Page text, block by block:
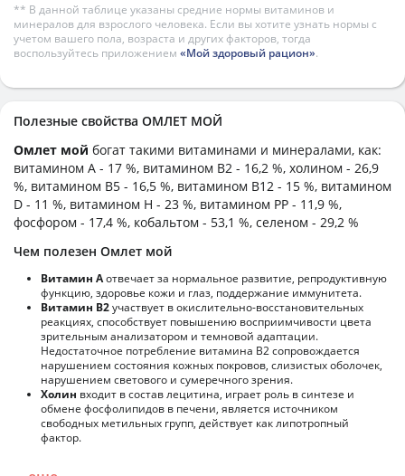
** В данной таблице указаны средние нормы витаминов и
минералов для взрослого человека. Если вы хотите узнать нормы с
учетом вашего пола, возраста и других факторов, тогда
воспользуйтесь приложением «Мой здоровый рацион».
Полезные свойства ОМЛЕТ МОЙ
Омлет мой богат такими витаминами и минералами, как:
витамином А - 17 %, витамином B2 - 16,2 %, холином - 26,9
%, витамином B5 - 16,5 %, витамином B12 - 15 %, витамином
D - 11 %, витамином H - 23 %, витамином PP - 11,9 %,
фосфором - 17,4 %, кобальтом - 53,1 %, селеном - 29,2 %
Чем полезен Омлет мой
Витамин Аотвечает за нормальное развитие, репродуктивную
функцию, здоровье кожи и глаз, поддержание иммунитета.
Витамин В2участвует в окислительно-восстановительных
реакциях, способствует повышению восприимчивости цвета
зрительным анализатором и темновой адаптации.
Недостаточное потребление витамина В2 сопровождается
нарушением состояния кожных покровов, слизистых оболочек,
нарушением светового и сумеречного зрения.
Холин входит в состав лецитина, играет роль в синтезе и
обмене фосфолипидов в печени, является источником
свободных метильных групп, действует как липотропный
фактор.